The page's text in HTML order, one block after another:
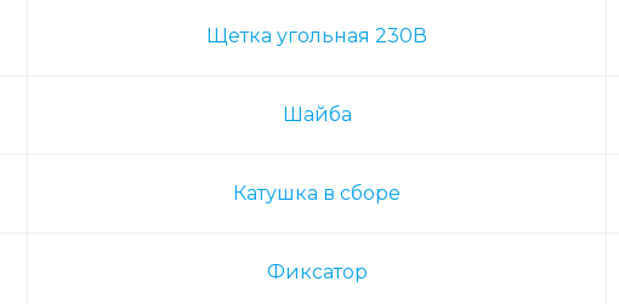
Щетка угольная 230В
Шайба
Катушка в сборе
Фиксатор